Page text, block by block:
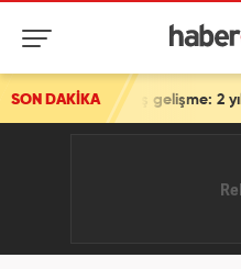
SON DAKİKA
flaş gelişme: 2 yıllık anlaşma